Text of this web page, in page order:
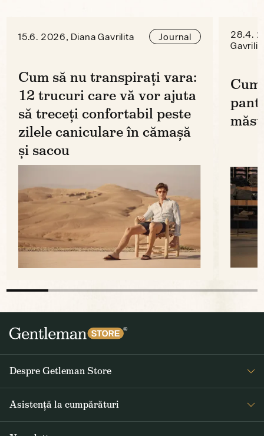
15.6. 2026, Diana Gavrilita Journal
Cum să nu transpirați vara:
12 trucuri care vă vor ajuta
să treceți confortabil peste
zilele caniculare în cămașă
și sacou
28.4.
Despre Getleman Store
Asistență la cumpărături